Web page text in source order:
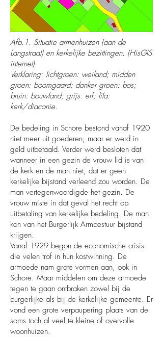
Afb.1. Situatie armenhuizen (aan de
Langstraat) en kerkelijke bezittingen. (HisGIS
internet)
Verklaring: lichtgroen: weiland; midden
groen: boomgaard; donker groen: bos;
bruin: bouwland; grijs: erf; lila:
kerk/diaconie.
De bedeling in Schore bestond vanaf 1920
niet meer uit goederen, maar er werd in
geld uitbetaald. Verder werd besloten dat
wanneer in een gezin de vrouw lid is van
de kerk en de man niet, dat er geen
kerkelijke bijstand verleend zou worden. De
man vertegenwoordigde het gezin. De
vrouw miste in dat geval het recht op
uitbetaling van kerkelijke bedeling. De man
kon van het Burgerlijk Armbestuur bijstand
krijgen.
Vanaf 1929 begon de economische crisis
die velen trof in hun kostwinning. De
armoede nam grote vormen aan, ook in
Schore. Maar middelen om deze armoede
tegen te gaan ontbraken zowel bij de
burgerlijke als bij de kerkelijke gemeente. Er
vond een grote verpaupering plaats van de
soms toch al veel te kleine of overvolle
woonhuizen.